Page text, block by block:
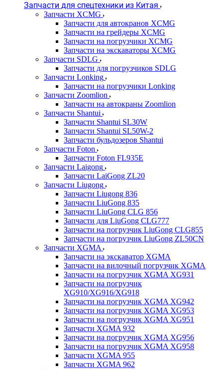
Запчасти для спецтехники из Китая
Запчасти XCMG
Запчасти для автокранов XCMG
Запчасти на грейдеры XCMG
Запчасти на погрузчики XCMG
Запчасти на экскаваторы XCMG
Запчасти SDLG
Запчасти для погрузчиков SDLG
Запчасти Lonking
Запчасти на погрузчики Lonking
Запчасти Zoomlion
Запчасти на автокраны Zoomlion
Запчасти Shantui
Запчасти Shantui SL30W
Запчасти Shantui SL50W-2
Запчасти бульдозеров Shantui
Запчасти Foton
Запчасти Foton FL935E
Запчасти Laigong
Запчасти LaiGong ZL20
Запчасти Liugong
Запчасти Liugong 836
Запчасти LiuGong 835
Запчасти LiuGong CLG 856
Запчасти для LiuGong CLG777
Запчасти на погрузчик LiuGong CLG855
Запчасти на погрузчик LiuGong ZL50CN
Запчасти XGMA
Запчасти на экскаватор XGMA
Запчасти на вилочный погрузчик XGMA
Запчасти на погрузчик XGMA XG931
Запчасти на погрузчик
XG910/XG916/XG918
Запчасти на погрузчик XGMA XG942
Запчасти на погрузчик XGMA XG953
Запчасти на погрузчик XGMA XG951
Запчасти XGMA 932
Запчасти на погрузчик XGMA XG956
Запчасти на погрузчик XGMA XG958
Запчасти XGMA 955
Запчасти XGMA 962